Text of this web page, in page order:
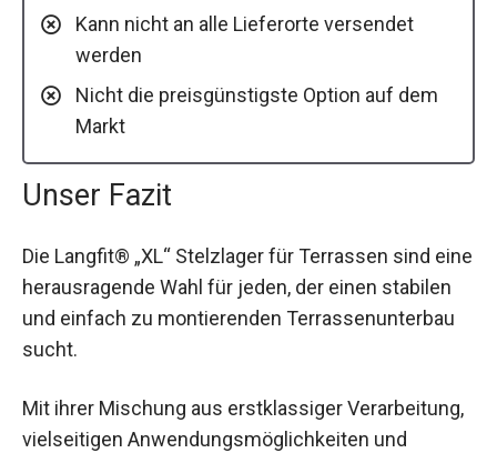
Kann nicht an alle Lieferorte versendet
werden
Nicht die preisgünstigste Option auf dem
Markt
Unser Fazit
Die Langfit® „XL“ Stelzlager für Terrassen sind eine
herausragende Wahl für jeden, der einen stabilen
und einfach zu montierenden Terrassenunterbau
sucht.
Mit ihrer Mischung aus erstklassiger Verarbeitung,
vielseitigen Anwendungsmöglichkeiten und